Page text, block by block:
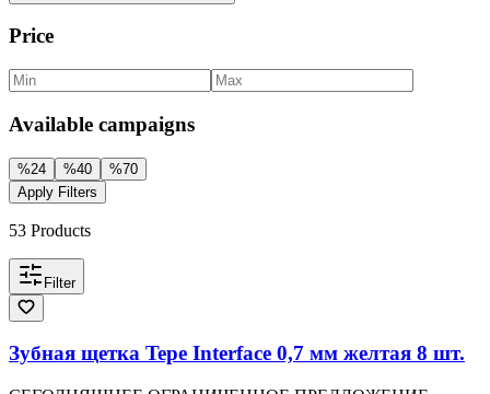
Price
Available campaigns
%24 %40 %70
Apply Filters
53 Products
Filter
Зубная щетка Tepe Interface 0,7 мм желтая 8 шт.